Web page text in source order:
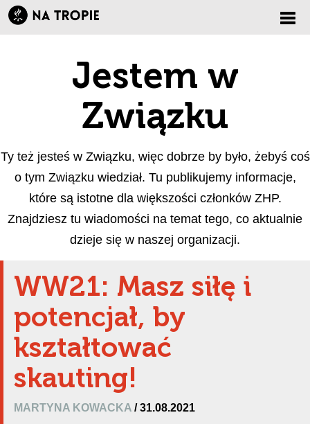
Jestem w
Związku
Ty też jesteś w Związku, więc dobrze by było, żebyś coś
o tym Związku wiedział. Tu publikujemy informacje,
które są istotne dla większości członków ZHP.
Znajdziesz tu wiadomości na temat tego, co aktualnie
dzieje się w naszej organizacji.
WW21: Masz siłę i
potencjał, by
kształtować
skauting!
MARTYNA KOWACKA / 31.08.2021